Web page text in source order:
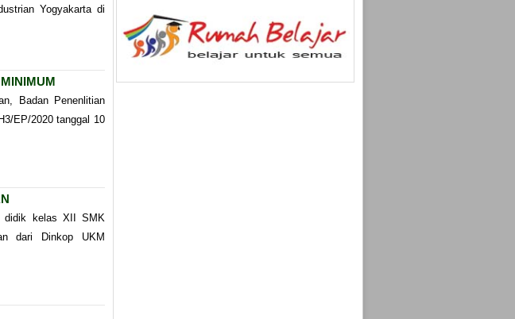
Yogyakarta di
Badan Penenlitian
EP/2020 tanggal 10
didik kelas XII SMK
dari Dinkop UKM